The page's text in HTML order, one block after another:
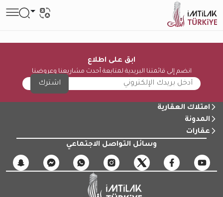
ابق على اطلاع
انضم إلى قائمتنا البريدية لمتابعة أحدث مشاريعنا وعروضنا
اشترك
امتلاك العقارية
المدونة
عقارات
وسائل التواصل الاجتماعي